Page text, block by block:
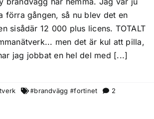
förra gången, så nu blev det en
sisådär 12 000 plus licens. TOTALT
men det är kul att pilla,
jag jobbat en hel del med [...]
brandvägg fortinet
2